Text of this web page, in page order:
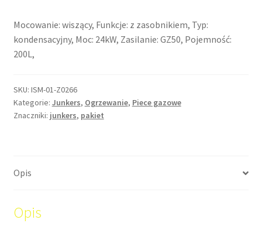
Mocowanie: wiszący, Funkcje: z zasobnikiem, Typ:
kondensacyjny, Moc: 24kW, Zasilanie: GZ50, Pojemność:
200L,
SKU: ISM-01-Z0266
Kategorie: Junkers, Ogrzewanie, Piece gazowe
Znaczniki: junkers, pakiet
Opis
Opis